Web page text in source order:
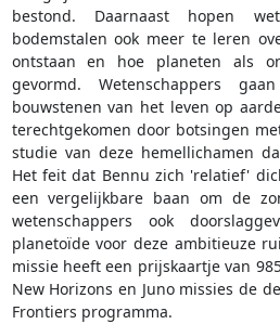
bestond. Daarnaast hopen
bodemstalen ook meer te leren
ontstaan en hoe planeten als
gevormd. Wetenschappers
bouwstenen van het leven op
terechtgekomen door botsingen
studie van deze hemellichamen
Het feit dat Bennu zich 'relatief'
een vergelijkbare baan om de
wetenschappers ook
planetoïde voor deze ambitieuze
missie heeft een prijskaartje van
New Horizons en Juno missies de
Frontiers programma.